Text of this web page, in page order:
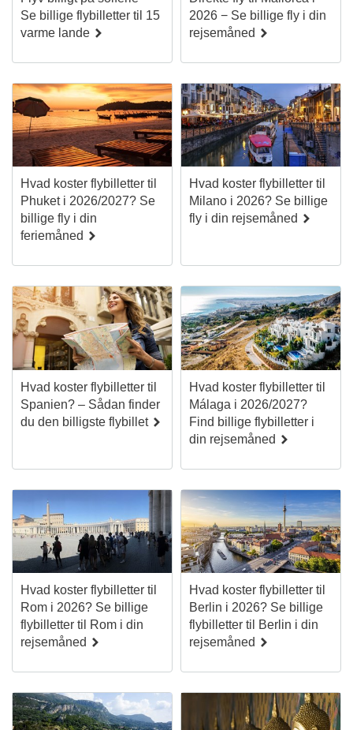
Se billige flybilletter til 15
varme lande
2026 − Se billige fly i din
rejsemåned
Hvad koster flybilletter til
Phuket i 2026/2027? Se
billige fly i din
feriemåned
Hvad koster flybilletter til
Milano i 2026? Se billige
fly i din rejsemåned
Hvad koster flybilletter til
Spanien? – Sådan finder
du den billigste flybillet
Hvad koster flybilletter til
Málaga i 2026/2027?
Find billige flybilletter i
din rejsemåned
Hvad koster flybilletter til
Rom i 2026? Se billige
flybilletter til Rom i din
rejsemåned
Hvad koster flybilletter til
Berlin i 2026? Se billige
flybilletter til Berlin i din
rejsemåned